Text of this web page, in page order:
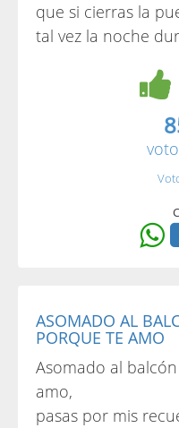
que si cierras la
tal vez la noche
ASOMADO AL
PORQUE TE AMO
Asomado al
amo,
pasas por mis